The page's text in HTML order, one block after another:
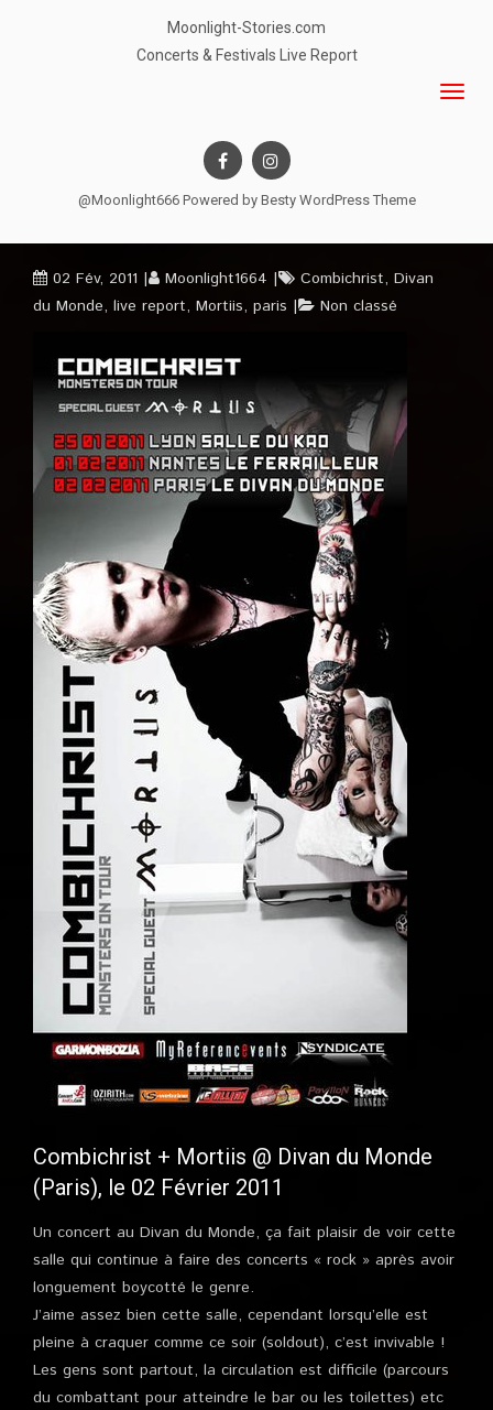
Moonlight-Stories.com
Concerts & Festivals Live Report
@Moonlight666 Powered by Besty WordPress Theme
02 Fév, 2011 Moonlight1664 Combichrist, Divan
du Monde, live report, Mortiis, paris Non classé
Combichrist + Mortiis @ Divan du Monde
(Paris), le 02 Février 2011
Un concert au Divan du Monde, ça fait plaisir de voir cette
salle qui continue à faire des concerts « rock » après avoir
longuement boycotté le genre.
J’aime assez bien cette salle, cependant lorsqu’elle est
pleine à craquer comme ce soir (soldout), c’est invivable !
Les gens sont partout, la circulation est difficile (parcours
du combattant pour atteindre le bar ou les toilettes) etc